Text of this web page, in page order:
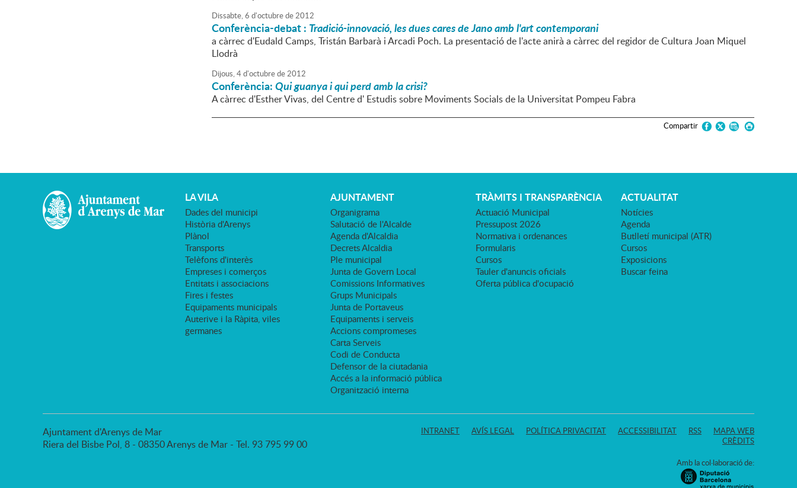
Dissabte,6 d'octubrede2012
Conferència-debat : Tradició-innovació, les dues cares de Jano amb l'art contemporani
a càrrec d'Eudald Camps, Tristán Barbarà i Arcadi Poch. La presentació de l'acte anirà a càrrec del regidor de Cultura Joan Miquel
Llodrà
Dijous,4d'octubrede2012
Conferència:Qui guanya i qui perd amb la crisi?
A càrrec d'Esther Vivas, del Centre d' Estudis sobre Moviments Socials de la Universitat Pompeu Fabra
Compartir
LA VILA
Dades del municipi
Història d'Arenys
Plànol
Transports
Telèfons d'interès
Empreses i comerços
Entitats i associacions
Fires i festes
Equipaments municipals
Auterive i la Ràpita, viles
germanes
AJUNTAMENT
Organigrama
Salutació de l'Alcalde
Agenda d'Alcaldia
Decrets Alcaldia
Ple municipal
Junta de Govern Local
Comissions Informatives
Grups Municipals
Junta de Portaveus
Equipaments i serveis
Accions compromeses
Carta Serveis
Codi de Conducta
Defensor de la ciutadania
Accés a la informació pública
Organització interna
TRÀMITS I TRANSPARÈNCIA
Actuació Municipal
Pressupost 2026
Normativa i ordenances
Formularis
Cursos
Tauler d'anuncis oficials
Oferta pública d'ocupació
ACTUALITAT
Notícies
Agenda
Butlletí municipal (ATR)
Cursos
Exposicions
Buscar feina
Ajuntament d'Arenys de Mar
Riera del Bisbe Pol, 8 - 08350 Arenys de Mar - Tel. 93 795 99 00
INTRANET AVÍS LEGAL POLÍTICA PRIVACITAT ACCESSIBILITAT RSS
MAPA WEB
CRÈDITS
Amb la col·laboració de: